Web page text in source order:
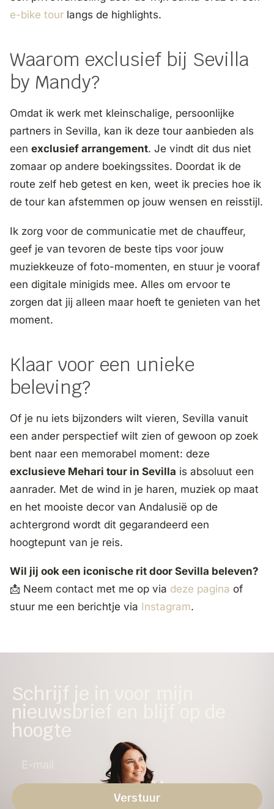
e-bike tour langs de highlights.
Waarom exclusief bij Sevilla
by Mandy?
Omdat ik werk met kleinschalige, persoonlijke
partners in Sevilla, kan ik deze tour aanbieden als
een exclusief arrangement. Je vindt dit dus niet
zomaar op andere boekingssites. Doordat ik de
route zelf heb getest en ken, weet ik precies hoe ik
de tour kan afstemmen op jouw wensen en reisstijl.
Ik zorg voor de communicatie met de chauffeur,
geef je van tevoren de beste tips voor jouw
muziekkeuze of foto-momenten, en stuur je vooraf
een digitale minigids mee. Alles om ervoor te
zorgen dat jij alleen maar hoeft te genieten van het
moment.
Klaar voor een unieke
beleving?
Of je nu iets bijzonders wilt vieren, Sevilla vanuit
een ander perspectief wilt zien of gewoon op zoek
bent naar een memorabel moment: deze
exclusieve Mehari tour in Sevilla is absoluut een
aanrader. Met de wind in je haren, muziek op maat
en het mooiste decor van Andalusië op de
achtergrond wordt dit gegarandeerd een
hoogtepunt van je reis.
Wil jij ook een iconische rit door Sevilla beleven?
📩 Neem contact met me op via deze pagina of
stuur me een berichtje via Instagram.
Schrijf je in voor mijn
nieuwsbrief en blijf op de
hoogte
Verstuur